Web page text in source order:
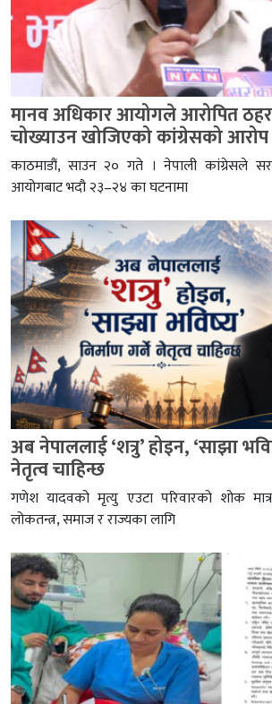
मानव अधिकार आयोगले आरोपित ठहर
चोख्याउन खोजिएको कांग्रेसको आरोप
काठमाडौं, साउन २० गते । नेपाली कांग्रेसले
आयोगबाट भदौ २३–२४ का घटनामा
अब नेपाललाई ‘शत्रु’ होइन, ‘साझा
नेतृत्व चाहिन्छ
गणेश यादवको मृत्यु एउटा परिवारको शोक
लोकतन्त्र, समाज र राज्यका लागि